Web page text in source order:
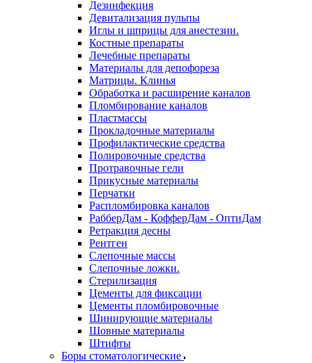
Дезинфекция
Девитализация пульпы
Иглы и шприцы для анестезии.
Костные препараты
Лечебные препараты
Материалы для депофореза
Матрицы. Клинья
Обработка и расширение каналов
Пломбирование каналов
Пластмассы
Прокладочные материалы
Профилактические средства
Полировочные средства
Протравочные гели
Прикусные материалы
Перчатки
Распломбировка каналов
РабберДам - КофферДам - ОптиДам
Ретракция десны
Рентген
Слепочные массы
Слепочные ложки.
Стерилизация
Цементы для фиксации
Цементы пломбировочные
Шинирующие материалы
Шовные материалы
Штифты
Боры стоматологические